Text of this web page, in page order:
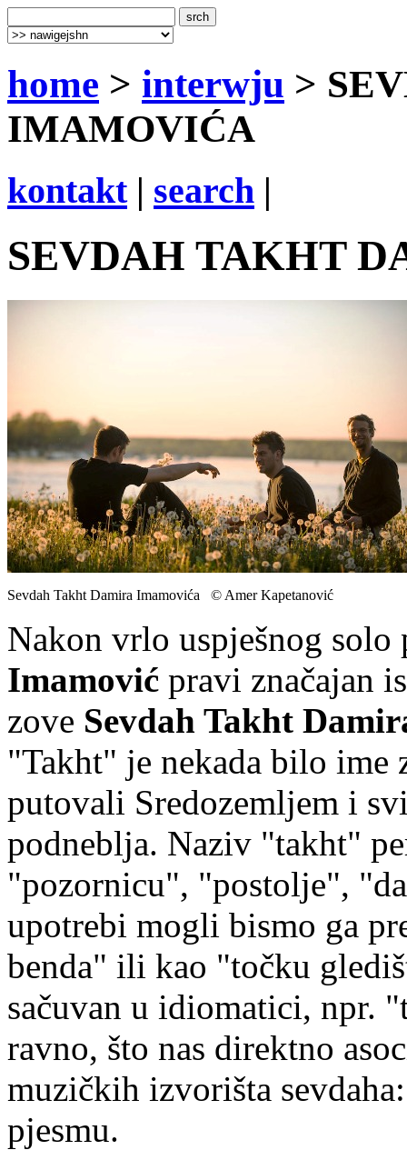
home > interwju >
IMAMOVIĆA
kontakt| search |
SEVDAH TAKHT
Sevdah Takht Damira Imamovića © Amer Kapetanović
Nakon vrlo uspješnog
Imamović pravi značajan
zove Sevdah Takht
"Takht" je nekada bilo ime
putovali Sredozemljem i
podneblja. Naziv "takht"
"pozornicu", "postolje",
upotrebi mogli bismo ga
benda" ili kao "točku
sačuvan u idiomatici, npr.
ravno, što nas direktno
muzičkih izvorišta
pjesmu.